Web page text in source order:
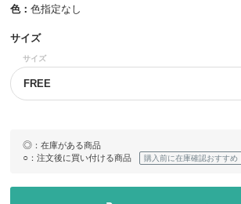
色： 色指定なし
サイズ
サイズ
FREE
◎ ：在庫がある商品
○ ：注文後に買い付ける商品 購入前に在庫確認おすすめ